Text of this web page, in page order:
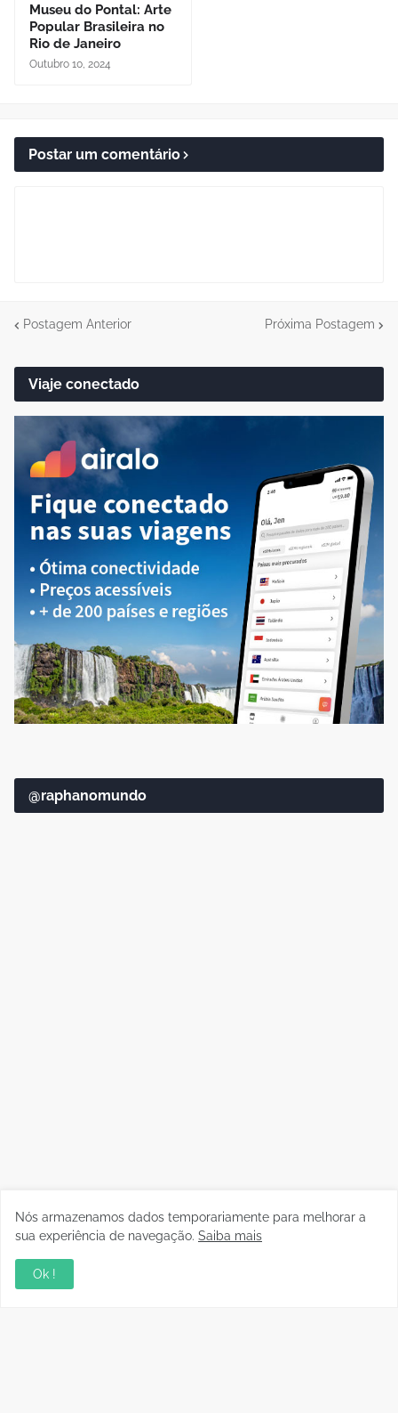
Museu do Pontal: Arte
Popular Brasileira no
Rio de Janeiro
Outubro 10, 2024
Postar um comentário
Postagem Anterior Próxima Postagem
Viaje conectado
@raphanomundo
Nós armazenamos dados temporariamente para melhorar a
sua experiência de navegação. Saiba mais
Ok !